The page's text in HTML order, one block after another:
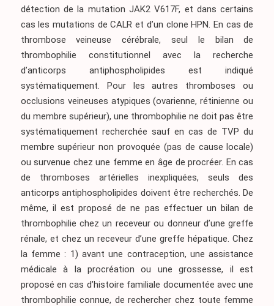
détection de la mutation JAK2 V617F, et dans certains
cas les mutations de CALR et d’un clone HPN. En cas de
thrombose veineuse cérébrale, seul le bilan de
thrombophilie constitutionnel avec la recherche
d’anticorps antiphospholipides est indiqué
systématiquement. Pour les autres thromboses ou
occlusions veineuses atypiques (ovarienne, rétinienne ou
du membre supérieur), une thrombophilie ne doit pas être
systématiquement recherchée sauf en cas de TVP du
membre supérieur non provoquée (pas de cause locale)
ou survenue chez une femme en âge de procréer. En cas
de thromboses artérielles inexpliquées, seuls des
anticorps antiphospholipides doivent être recherchés. De
même, il est proposé de ne pas effectuer un bilan de
thrombophilie chez un receveur ou donneur d’une greffe
rénale, et chez un receveur d’une greffe hépatique. Chez
la femme : 1) avant une contraception, une assistance
médicale à la procréation ou une grossesse, il est
proposé en cas d’histoire familiale documentée avec une
thrombophilie connue, de rechercher chez toute femme